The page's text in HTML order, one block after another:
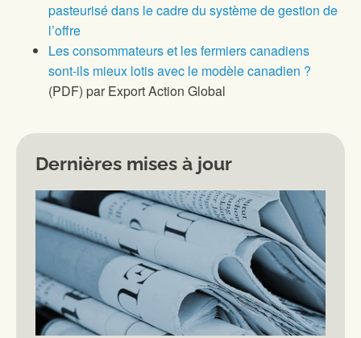
pasteurisé dans le cadre du système de gestion de
l’offre
Les consommateurs et les fermiers canadiens
sont-ils mieux lotis avec le modèle canadien ?
(PDF) par Export Action Global
Dernières mises à jour